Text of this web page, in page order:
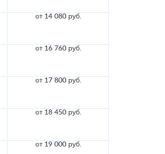
от 14 080 руб.
от 16 760 руб.
от 17 800 руб.
от 18 450 руб.
от 19 000 руб.